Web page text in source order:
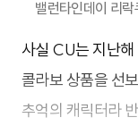
밸런타인데이 리
사실 CU는 지난해
콜라보 상품을 선
추억의 캐릭터라